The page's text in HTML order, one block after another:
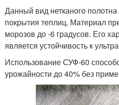
Данный вид нетканого полотна
покрытия теплиц. Материал
морозов до -6 градусов. Его
является устойчивость к
Использование СУФ-60
урожайности до 40% без